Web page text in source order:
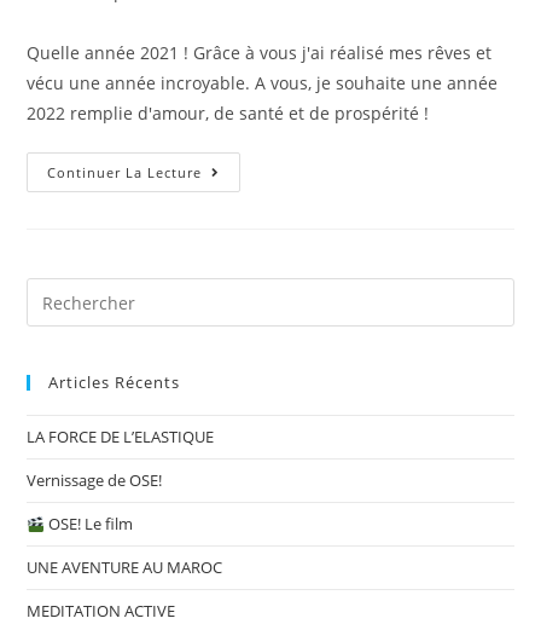
Quelle année 2021 ! Grâce à vous j'ai réalisé mes rêves et
vécu une année incroyable. A vous, je souhaite une année
2022 remplie d'amour, de santé et de prospérité !
Continuer La Lecture
Articles Récents
LA FORCE DE L’ELASTIQUE
Vernissage de OSE!
OSE! Le film
UNE AVENTURE AU MAROC
MEDITATION ACTIVE